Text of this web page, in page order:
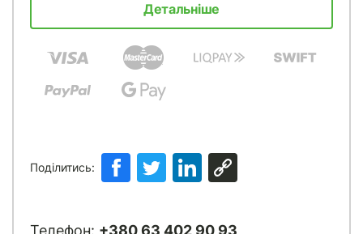
Детальніше
Поділитись: